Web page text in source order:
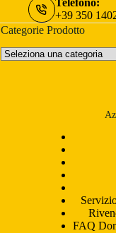
Telefono:
+39 350
Categorie Prodotto
Seleziona
una
FAQ